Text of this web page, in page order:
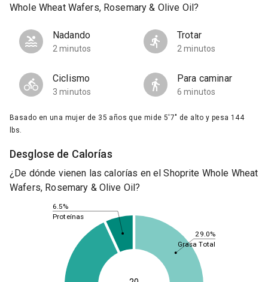
Whole Wheat Wafers, Rosemary & Olive Oil?
Nadando
2 minutos
Trotar
2 minutos
Ciclismo
3 minutos
Para caminar
6 minutos
Basado en una mujer de 35 años que mide 5'7" de alto y pesa 144
lbs.
Desglose de Calorías
¿De dónde vienen las calorías en el Shoprite Whole Wheat
Wafers, Rosemary & Olive Oil?
29.0%
6.5%
Grasa Total
Proteínas